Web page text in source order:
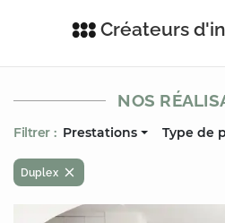
Créateurs
NOS
Filtrer : Prestations Type de
Duplex